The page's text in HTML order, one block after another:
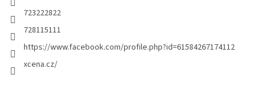
723222822
728115111
https://www.facebook.com/profile.php?id=61584267174112
xcena.cz/